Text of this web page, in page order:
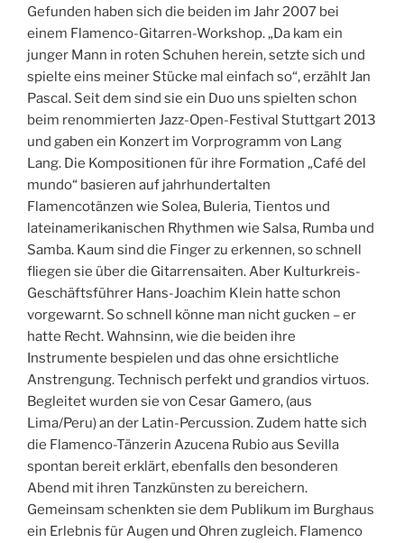
Gefunden haben sich die beiden im Jahr 2007 bei
einem Flamenco-Gitarren-Workshop. „Da kam ein
junger Mann in roten Schuhen herein, setzte sich und
spielte eins meiner Stücke mal einfach so“, erzählt Jan
Pascal. Seit dem sind sie ein Duo uns spielten schon
beim renommierten Jazz-Open-Festival Stuttgart 2013
und gaben ein Konzert im Vorprogramm von Lang
Lang. Die Kompositionen für ihre Formation „Café del
mundo“ basieren auf jahrhundertalten
Flamencotänzen wie Solea, Buleria, Tientos und
lateinamerikanischen Rhythmen wie Salsa, Rumba und
Samba. Kaum sind die Finger zu erkennen, so schnell
fliegen sie über die Gitarrensaiten. Aber Kulturkreis-
Geschäftsführer Hans-Joachim Klein hatte schon
vorgewarnt. So schnell könne man nicht gucken – er
hatte Recht. Wahnsinn, wie die beiden ihre
Instrumente bespielen und das ohne ersichtliche
Anstrengung. Technisch perfekt und grandios virtuos.
Begleitet wurden sie von Cesar Gamero, (aus
Lima/Peru) an der Latin-Percussion. Zudem hatte sich
die Flamenco-Tänzerin Azucena Rubio aus Sevilla
spontan bereit erklärt, ebenfalls den besonderen
Abend mit ihren Tanzkünsten zu bereichern.
Gemeinsam schenkten sie dem Publikum im Burghaus
ein Erlebnis für Augen und Ohren zugleich. Flamenco